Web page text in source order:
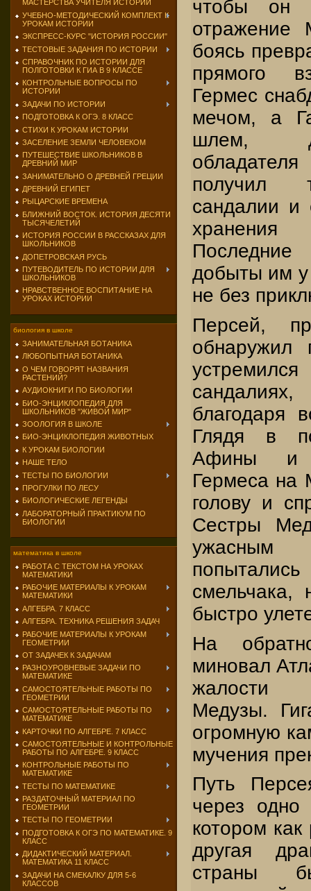
МАСТЕРСТВА УЧИТЕЛЯ ИСТОРИИ
УЧЕБНО-МЕТОДИЧЕСКИЙ КОМПЛЕКТ К
УРОКАМ ИСТОРИИ
ЭКСПРЕСС-КУРС "ИСТОРИЯ РОССИИ"
ТЕСТОВЫЕ ЗАДАНИЯ ПО ИСТОРИИ
СПРАВОЧНИК ПО ИСТОРИИ ДЛЯ
ПОЛГОТОВКИ К ГИА В 9 КЛАССЕ
КОНТРОЛЬНЫЕ ВОПРОСЫ ПО
ИСТОРИИ
ЗАДАЧИ ПО ИСТОРИИ
ПОДГОТОВКА К ОГЭ. 8 КЛАСС
СТИХИ К УРОКАМ ИСТОРИИ
ЗАСЕЛЕНИЕ ЗЕМЛИ ЧЕЛОВЕКОМ
ПУТЕШЕСТВИЕ ШКОЛЬНИКОВ В
ДРЕВНИЙ МИР
ЗАНИМАТЕЛЬНО О ДРЕВНЕЙ ГРЕЦИИ
ДРЕВНИЙ ЕГИПЕТ
РЫЦАРСКИЕ ВРЕМЕНА
БЛИЖНИЙ ВОСТОК. ИСТОРИЯ ДЕСЯТИ
ТЫСЯЧЕЛЕТИЙ
ИСТОРИЯ РОССИИ В РАССКАЗАХ ДЛЯ
ШКОЛЬНИКОВ
ДОПЕТРОВСКАЯ РУСЬ
ПУТЕВОДИТЕЛЬ ПО ИСТОРИИ ДЛЯ
ШКОЛЬНИКОВ
НРАВСТВЕННОЕ ВОСПИТАНИЕ НА
УРОКАХ ИСТОРИИ
биология в школе
ЗАНИМАТЕЛЬНАЯ БОТАНИКА
ЛЮБОПЫТНАЯ БОТАНИКА
О ЧЕМ ГОВОРЯТ НАЗВАНИЯ
РАСТЕНИЙ?
АУДИОКНИГИ ПО БИОЛОГИИ
БИО-ЭНЦИКЛОПЕДИЯ ДЛЯ
ШКОЛЬНИКОВ "ЖИВОЙ МИР"
ЗООЛОГИЯ В ШКОЛЕ
БИО-ЭНЦИКЛОПЕДИЯ ЖИВОТНЫХ
К УРОКАМ БИОЛОГИИ
НАШЕ ТЕЛО
ТЕСТЫ ПО БИОЛОГИИ
ПРОГУЛКИ ПО ЛЕСУ
БИОЛОГИЧЕСКИЕ ЛЕГЕНДЫ
ЛАБОРАТОРНЫЙ ПРАКТИКУМ ПО
БИОЛОГИИ
математика в школе
РАБОТА С ТЕКСТОМ НА УРОКАХ
МАТЕМАТИКИ
РАБОЧИЕ МАТЕРИАЛЫ К УРОКАМ
МАТЕМАТИКИ
АЛГЕБРА. 7 КЛАСС
АЛГЕБРА. ТЕХНИКА РЕШЕНИЯ ЗАДАЧ
РАБОЧИЕ МАТЕРИАЛЫ К УРОКАМ
ГЕОМЕТРИИ
ОТ ЗАДАЧЕК К ЗАДАЧАМ
РАЗНОУРОВНЕВЫЕ ЗАДАЧИ ПО
МАТЕМАТИКЕ
САМОСТОЯТЕЛЬНЫЕ РАБОТЫ ПО
ГЕОМЕТРИИ
САМОСТОЯТЕЛЬНЫЕ РАБОТЫ ПО
МАТЕМАТИКЕ
КАРТОЧКИ ПО АЛГЕБРЕ. 7 КЛАСС
САМОСТОЯТЕЛЬНЫЕ И КОНТРОЛЬНЫЕ
РАБОТЫ ПО АЛГЕБРЕ. 9 КЛАСС
КОНТРОЛЬНЫЕ РАБОТЫ ПО
МАТЕМАТИКЕ
ТЕСТЫ ПО МАТЕМАТИКЕ
РАЗДАТОЧНЫЙ МАТЕРИАЛ ПО
ГЕОМЕТРИИ
ТЕСТЫ ПО ГЕОМЕТРИИ
ПОДГОТОВКА К ОГЭ ПО МАТЕМАТИКЕ. 9
КЛАСС
ДИДАКТИЧЕСКИЙ МАТЕРИАЛ.
МАТЕМАТИКА 11 КЛАСС
ЗАДАЧИ НА СМЕКАЛКУ ДЛЯ 5-6
КЛАССОВ
чтобы он
боясь
прямого
Гермес
мечом, а
шлем,
получил
сандалии
хранения
добыты им
не без
Персей,
обнаружил
благодаря
Глядя в
Афины и
Гермеса на
голову и
Сестры
смельчака,
быстро
На
миновал
жалости
Медузы.
огромную
мучения
Путь
через
котором
другая
страны